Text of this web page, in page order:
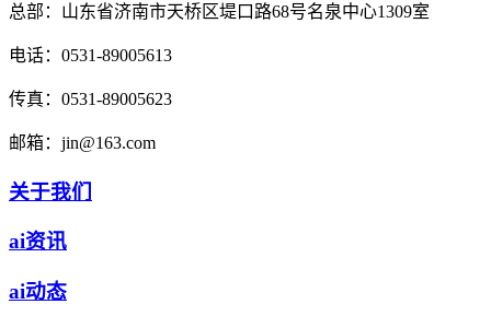
总部： 山东省济南市天桥区堤口路68号名泉中心1309室
电话： 0531-89005613
传真： 0531-89005623
邮箱： jin@163.com
关于我们
ai资讯
ai动态